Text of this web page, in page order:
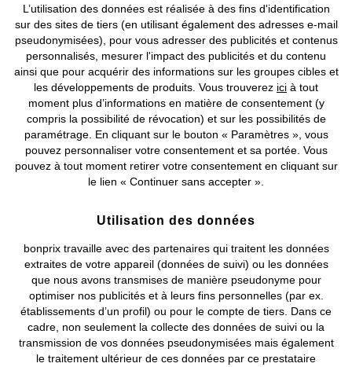
BONS PLANS PREMIUM
Débardeur
CHF 24,95 CHF 36,95-32%
BONS PLANS
T-shirt à volants
CHF 19,95CHF 26,95 -25%
L’utilisation des données est réalisée à des fins d'identification
sur des sites de tiers (en utilisant également des adresses e-mail
pseudonymisées), pour vous adresser des publicités et contenus
personnalisés, mesurer l'impact des publicités et du contenu
ainsi que pour acquérir des informations sur les groupes cibles et
les développements de produits. Vous trouverez ici à tout
moment plus d’informations en matière de consentement (y
compris la possibilité de révocation) et sur les possibilités de
paramétrage. En cliquant sur le bouton « Paramètres », vous
pouvez personnaliser votre consentement et sa portée. Vous
pouvez à tout moment retirer votre consentement en cliquant sur
le lien « Continuer sans accepter ».
Utilisation des données
bonprix travaille avec des partenaires qui traitent les données
extraites de votre appareil (données de suivi) ou les données
que nous avons transmises de manière pseudonyme pour
optimiser nos publicités et à leurs fins personnelles (par ex.
établissements d’un profil) ou pour le compte de tiers. Dans ce
cadre, non seulement la collecte des données de suivi ou la
transmission de vos données pseudonymisées mais également
le traitement ultérieur de ces données par ce prestataire